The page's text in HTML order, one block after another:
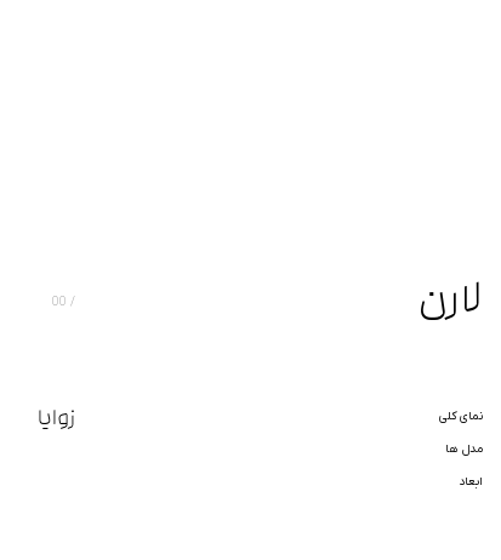
لارن
نمای کلی
مدل ها
ابعاد
00
زوایا